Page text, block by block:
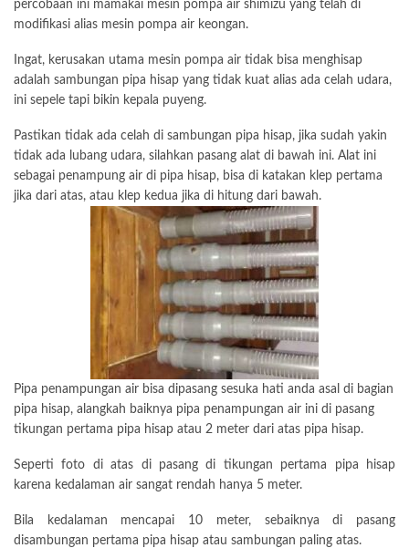
percobaan ini mamakai mesin pompa air shimizu yang telah di
modifikasi alias mesin pompa air keongan.
Ingat, kerusakan utama mesin pompa air tidak bisa menghisap
adalah sambungan pipa hisap yang tidak kuat alias ada celah udara,
ini sepele tapi bikin kepala puyeng.
Pastikan tidak ada celah di sambungan pipa hisap, jika sudah yakin
tidak ada lubang udara, silahkan pasang alat di bawah ini. Alat ini
sebagai penampung air di pipa hisap, bisa di katakan klep pertama
jika dari atas, atau klep kedua jika di hitung dari bawah.
Pipa penampungan air bisa dipasang sesuka hati anda asal di bagian
pipa hisap, alangkah baiknya pipa penampungan air ini di pasang
tikungan pertama pipa hisap atau 2 meter dari atas pipa hisap.
Seperti foto di atas di pasang di tikungan pertama pipa hisap
karena kedalaman air sangat rendah hanya 5 meter.
Bila kedalaman mencapai 10 meter, sebaiknya di pasang
disambungan pertama pipa hisap atau sambungan paling atas.